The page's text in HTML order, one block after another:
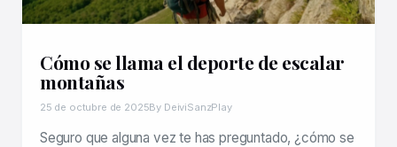
Cómo se llama el deporte de escalar
montañas
25 de octubre de 2025By DeiviSanzPlay
Seguro que alguna vez te has preguntado, ¿cómo se